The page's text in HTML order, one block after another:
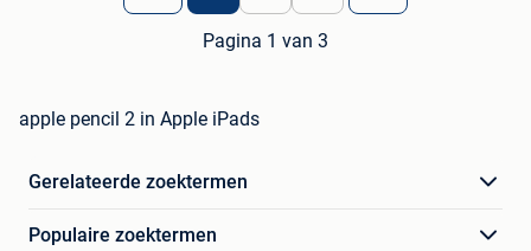
Pagina 1 van 3
apple pencil 2 in Apple iPads
Gerelateerde zoektermen
Populaire zoektermen